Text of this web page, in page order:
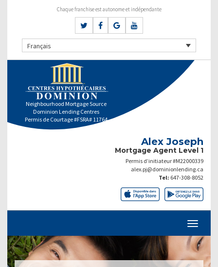
Chaque franchise est autonome et indépendante
Français
Neighbourhood Mortgage Source
Dominion Lending Centres
Permis de Courtage #FSRA# 11764
Alex Joseph
Mortgage Agent Level 1
Permis d’initiateur #M22000339
alex.pj@dominionlending.ca
Tel: 647-308-8052